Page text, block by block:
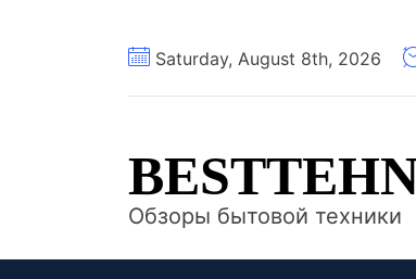
Saturday, August 8th, 2026
Обзоры бытовой техники